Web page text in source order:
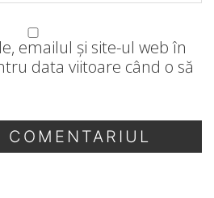
emailul și site-ul web în
data viitoare când o să